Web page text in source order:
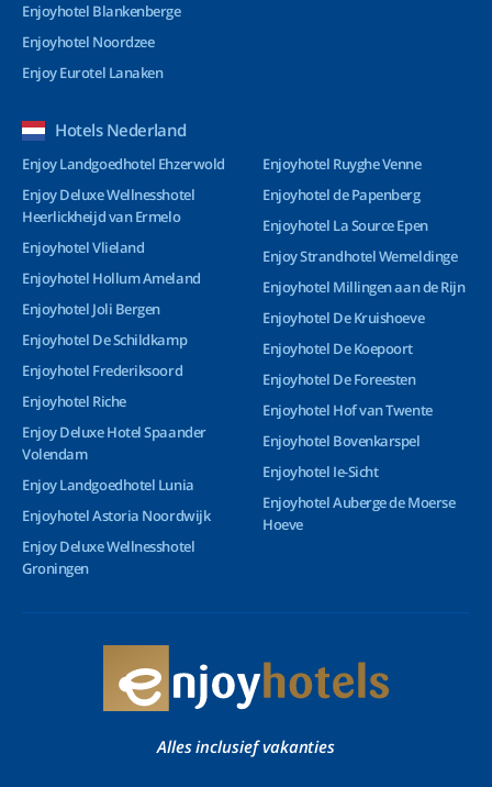
Enjoyhotel Blankenberge
Enjoyhotel Noordzee
Enjoy Eurotel Lanaken
Hotels Nederland
Enjoy Landgoedhotel Ehzerwold
Enjoy Deluxe Wellnesshotel
Heerlickheijd van Ermelo
Enjoyhotel Vlieland
Enjoyhotel Hollum Ameland
Enjoyhotel Joli Bergen
Enjoyhotel De Schildkamp
Enjoyhotel Frederiksoord
Enjoyhotel Riche
Enjoy Deluxe Hotel Spaander
Volendam
Enjoy Landgoedhotel Lunia
Enjoyhotel Astoria Noordwijk
Enjoy Deluxe Wellnesshotel
Groningen
Enjoyhotel Ruyghe Venne
Enjoyhotel de Papenberg
Enjoyhotel La Source Epen
Enjoy Strandhotel Wemeldinge
Enjoyhotel Millingen aan de Rijn
Enjoyhotel De Kruishoeve
Enjoyhotel De Koepoort
Enjoyhotel De Foreesten
Enjoyhotel Hof van Twente
Enjoyhotel Bovenkarspel
Enjoyhotel Ie-Sicht
Enjoyhotel Auberge de Moerse
Hoeve
Alles inclusief vakanties